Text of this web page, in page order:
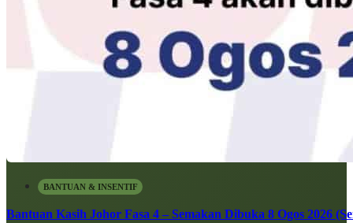
BANTUAN & INSENTIF
Bantuan Kasih Johor Fasa 4 – Semakan Dibuka 8 Ogos 2026